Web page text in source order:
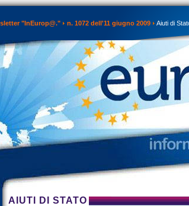
"InEurop@." n. 1072 dell'11 giugno 2009 Aiuti di
AIUTI DI STATO